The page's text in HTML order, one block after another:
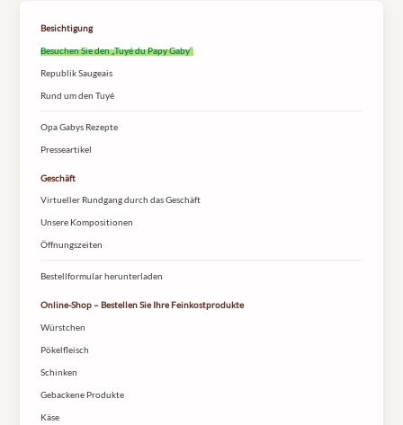
Besichtigung
Besuchen Sie den „Tuyé du Papy Gaby“
Republik Saugeais
Rund um den Tuyé
Opa Gabys Rezepte
Presseartikel
Geschäft
Virtueller Rundgang durch das Geschäft
Unsere Kompositionen
Öffnungszeiten
Bestellformular herunterladen
Online-Shop – Bestellen Sie Ihre Feinkostprodukte
Würstchen
Pökelfleisch
Schinken
Gebackene Produkte
Käse